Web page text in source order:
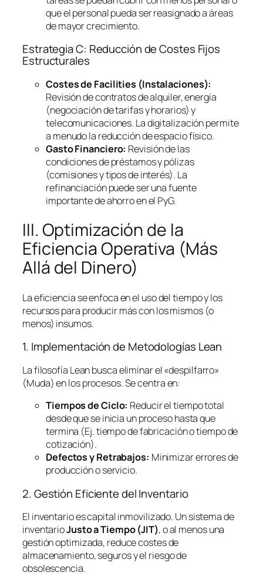
que el personal pueda ser reasignado a áreas
de mayor crecimiento.
Estrategia C: Reducción de Costes Fijos
Estructurales
Costes de Facilities (Instalaciones):
Revisión de contratos de alquiler, energía
(negociación de tarifas y horarios) y
telecomunicaciones. La digitalización permite
a menudo la reducción de espacio físico.
Gasto Financiero: Revisión de las
condiciones de préstamos y pólizas
(comisiones y tipos de interés). La
refinanciación puede ser una fuente
importante de ahorro en el PyG.
III. Optimización de la
Eficiencia Operativa (Más
Allá del Dinero)
La eficiencia se enfoca en el uso del tiempo y los
recursos para producir más con los mismos (o
menos) insumos.
1. Implementación de Metodologías Lean
La filosofía Leanbusca eliminar el «despilfarro»
(Muda) en los procesos. Se centra en:
Tiempos de Ciclo: Reducir el tiempo total
desde que se inicia un proceso hasta que
termina (Ej. tiempo de fabricación o tiempo de
cotización).
Defectos y Retrabajos: Minimizar errores de
producción o servicio.
2. Gestión Eficiente del Inventario
El inventario es capital inmovilizado. Un sistema de
inventarioJusto a Tiempo (JIT), o al menos una
gestión optimizada, reduce costes de
almacenamiento, seguros y el riesgo de
obsolescencia.